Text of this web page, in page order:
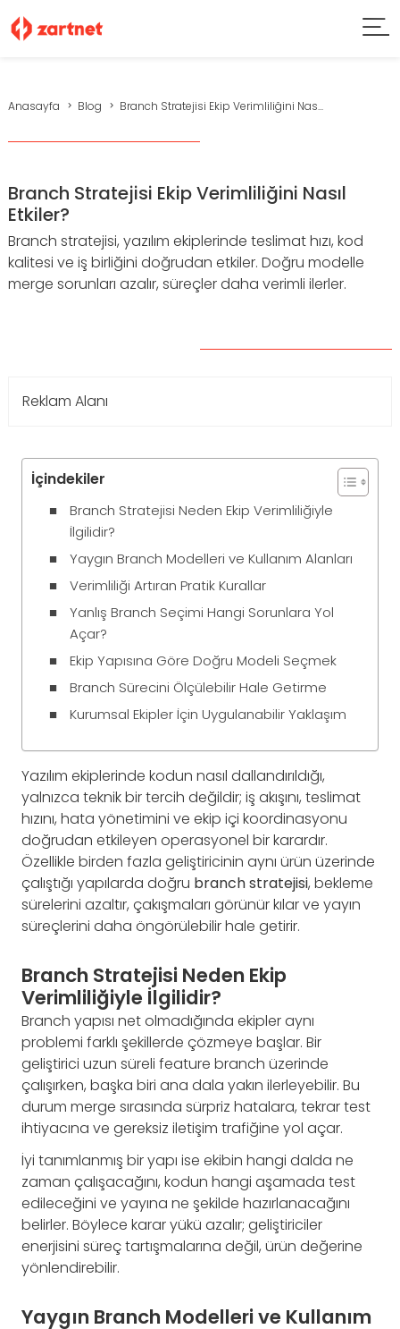
Anasayfa Blog Branch Stratejisi Ekip Verimliliğini Nas...
Branch Stratejisi Ekip Verimliliğini Nasıl
Etkiler?
Branch stratejisi, yazılım ekiplerinde teslimat hızı, kod
kalitesi ve iş birliğini doğrudan etkiler. Doğru modelle
merge sorunları azalır, süreçler daha verimli ilerler.
Reklam Alanı
İçindekiler
Branch Stratejisi Neden Ekip Verimliliğiyle
İlgilidir?
Yaygın Branch Modelleri ve Kullanım Alanları
Verimliliği Artıran Pratik Kurallar
Yanlış Branch Seçimi Hangi Sorunlara Yol
Açar?
Ekip Yapısına Göre Doğru Modeli Seçmek
Branch Sürecini Ölçülebilir Hale Getirme
Kurumsal Ekipler İçin Uygulanabilir Yaklaşım
Yazılım ekiplerinde kodun nasıl dallandırıldığı,
yalnızca teknik bir tercih değildir; iş akışını, teslimat
hızını, hata yönetimini ve ekip içi koordinasyonu
doğrudan etkileyen operasyonel bir karardır.
Özellikle birden fazla geliştiricinin aynı ürün üzerinde
çalıştığı yapılarda doğru branch stratejisi, bekleme
sürelerini azaltır, çakışmaları görünür kılar ve yayın
süreçlerini daha öngörülebilir hale getirir.
Branch Stratejisi Neden Ekip
Verimliliğiyle İlgilidir?
Branch yapısı net olmadığında ekipler aynı
problemi farklı şekillerde çözmeye başlar. Bir
geliştirici uzun süreli feature branch üzerinde
çalışırken, başka biri ana dala yakın ilerleyebilir. Bu
durum merge sırasında sürpriz hatalara, tekrar test
ihtiyacına ve gereksiz iletişim trafiğine yol açar.
İyi tanımlanmış bir yapı ise ekibin hangi dalda ne
zaman çalışacağını, kodun hangi aşamada test
edileceğini ve yayına ne şekilde hazırlanacağını
belirler. Böylece karar yükü azalır; geliştiriciler
enerjisini süreç tartışmalarına değil, ürün değerine
yönlendirebilir.
Yaygın Branch Modelleri ve Kullanım